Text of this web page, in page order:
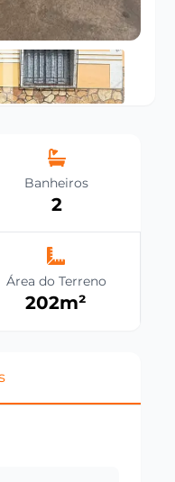
Banheiros
2
Área do Terreno
202m²